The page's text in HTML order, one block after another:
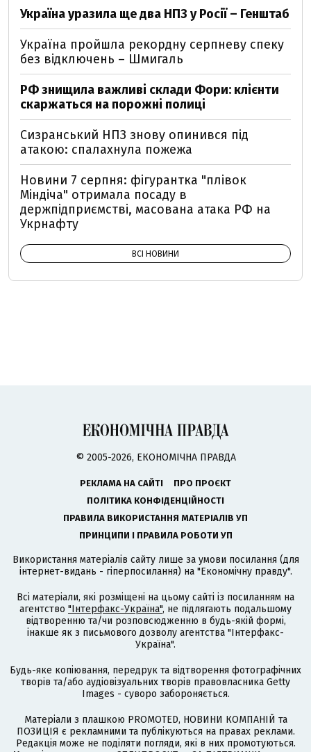
Україна уразила ще два НПЗ у Росії – Генштаб
Україна пройшла рекордну серпневу спеку
без відключень – Шмигаль
РФ знищила важливі склади Фори: клієнти
скаржаться на порожні полиці
Сизранський НПЗ знову опинився під
атакою: спалахнула пожежа
Новини 7 серпня: фігурантка "плівок
Міндіча" отримала посаду в
держпідприємстві, масована атака РФ на
Укрнафту
ВСІ НОВИНИ
© 2005-2026, ЕКОНОМІЧНА ПРАВДА
РЕКЛАМА НА САЙТІ
ПРО ПРОЄКТ
ПОЛІТИКА КОНФІДЕНЦІЙНОСТІ
ПРАВИЛА ВИКОРИСТАННЯ МАТЕРІАЛІВ УП
ПРИНЦИПИ І ПРАВИЛА РОБОТИ УП
Використання матеріалів сайту лише за умови посилання (для
інтернет-видань - гіперпосилання) на "Економічну правду".
Всі матеріали, які розміщені на цьому сайті із посиланням на
агентство "Інтерфакс-Україна", не підлягають подальшому
відтворенню та/чи розповсюдженню в будь-якій формі,
інакше як з письмового дозволу агентства "Інтерфакс-
Україна".
Будь-яке копіювання, передрук та відтворення фотографічних
творів та/або аудіовізуальних творів правовласника Getty
Images - суворо забороняється.
Матеріали з плашкою PROMOTED, НОВИНИ КОМПАНІЙ та
ПОЗИЦІЯ є рекламними та публікуються на правах реклами.
Редакція може не поділяти погляди, які в них промотуються.